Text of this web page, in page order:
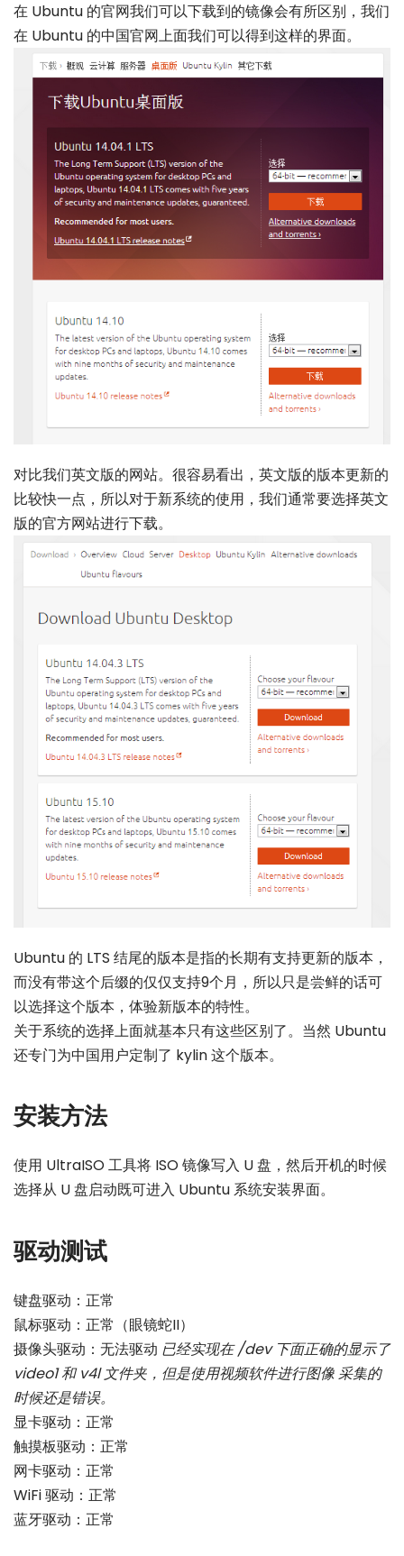
在 Ubuntu 的官网我们可以下载到的镜像会有所区别，我们
在 Ubuntu 的中国官网上面我们可以得到这样的界面。
对比我们英文版的网站。很容易看出，英文版的版本更新的
比较快一点，所以对于新系统的使用，我们通常要选择英文
版的官方网站进行下载。
Ubuntu 的 LTS 结尾的版本是指的长期有支持更新的版本，
而没有带这个后缀的仅仅支持9个月，所以只是尝鲜的话可
以选择这个版本，体验新版本的特性。
关于系统的选择上面就基本只有这些区别了。当然 Ubuntu
还专门为中国用户定制了 kylin 这个版本。
安装方法
使用 UltraISO 工具将 ISO 镜像写入 U 盘，然后开机的时候
选择从 U 盘启动既可进入 Ubuntu 系统安装界面。
驱动测试
键盘驱动：正常
鼠标驱动：正常（眼镜蛇II）
摄像头驱动：无法驱动 已经实现在 /dev 下面正确的显示了
video1 和 v4l 文件夹，但是使用视频软件进行图像 采集的
时候还是错误。
显卡驱动：正常
触摸板驱动：正常
网卡驱动：正常
WiFi 驱动：正常
蓝牙驱动：正常